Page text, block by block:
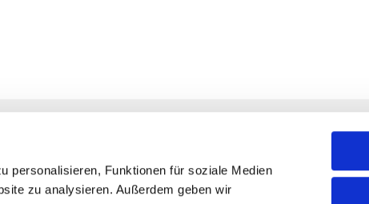
personalisieren, Funktionen für soziale Medien
zu analysieren. Außerdem geben wir
Pfarrbüro
Prävention
RECHTLICHES
Datenschutz